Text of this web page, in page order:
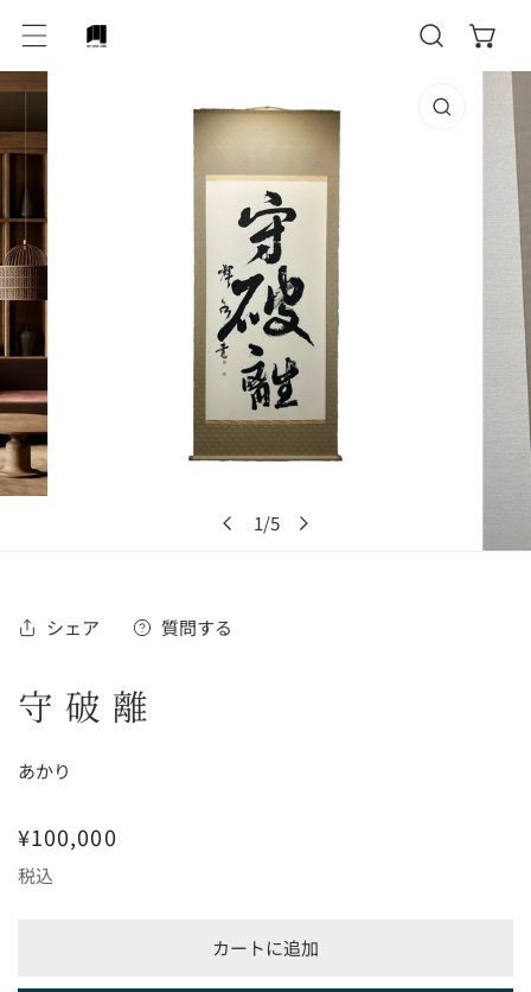
ンツにスキップ
情報にスキップ
1/5
ギャラリービューでメディアを開く
シェア 質問する
守破離
あかり
通
常
¥100,000
税込
カートに追加